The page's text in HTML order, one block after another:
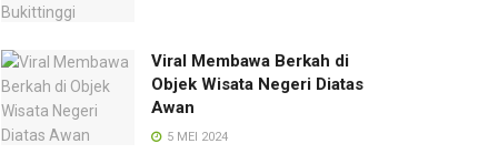
Viral Membawa Berkah di
Objek Wisata Negeri Diatas
Awan
5 MEI 2024